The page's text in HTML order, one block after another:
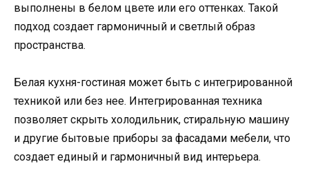
выполнены в белом цвете или его оттенках. Такой
подход создает гармоничный и светлый образ
пространства.
Белая кухня-гостиная может быть с интегрированной
техникой или без нее. Интегрированная техника
позволяет скрыть холодильник, стиральную машину
и другие бытовые приборы за фасадами мебели, что
создает единый и гармоничный вид интерьера.